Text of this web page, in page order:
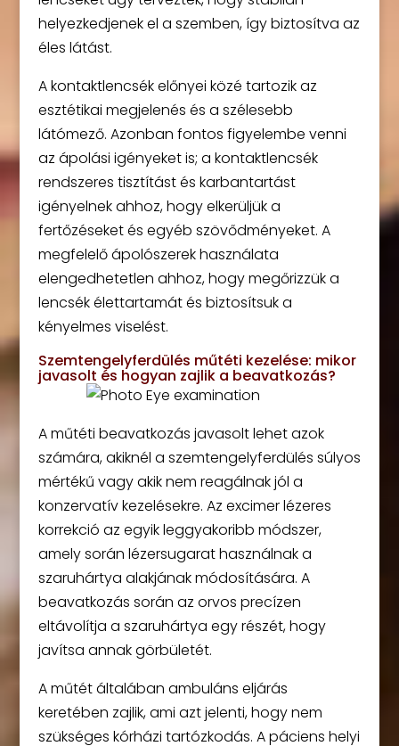
helyezkedjenek el a szemben, így biztosítva az
éles látást.
A kontaktlencsék előnyei közé tartozik az
esztétikai megjelenés és a szélesebb
látómező. Azonban fontos figyelembe venni
az ápolási igényeket is; a kontaktlencsék
rendszeres tisztítást és karbantartást
igényelnek ahhoz, hogy elkerüljük a
fertőzéseket és egyéb szövődményeket. A
megfelelő ápolószerek használata
elengedhetetlen ahhoz, hogy megőrizzük a
lencsék élettartamát és biztosítsuk a
kényelmes viselést.
Szemtengelyferdülés műtéti kezelése: mikor
javasolt és hogyan zajlik a beavatkozás?
A műtéti beavatkozás javasolt lehet azok
számára, akiknél a szemtengelyferdülés súlyos
mértékű vagy akik nem reagálnak jól a
konzervatív kezelésekre. Az excimer lézeres
korrekció az egyik leggyakoribb módszer,
amely során lézersugarat használnak a
szaruhártya alakjának módosítására. A
beavatkozás során az orvos precízen
eltávolítja a szaruhártya egy részét, hogy
javítsa annak görbületét.
A műtét általában ambuláns eljárás
keretében zajlik, ami azt jelenti, hogy nem
szükséges kórházi tartózkodás. A páciens helyi